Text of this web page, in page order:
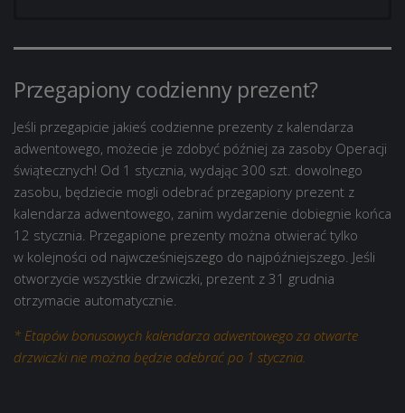
Przegapiony codzienny prezent?
Jeśli przegapicie jakieś codzienne prezenty z kalendarza
adwentowego, możecie je zdobyć później za zasoby Operacji
świątecznych! Od 1 stycznia, wydając 300 szt. dowolnego
zasobu, będziecie mogli odebrać przegapiony prezent z
kalendarza adwentowego, zanim wydarzenie dobiegnie końca
12 stycznia. Przegapione prezenty można otwierać tylko
w kolejności od najwcześniejszego do najpóźniejszego. Jeśli
otworzycie wszystkie drzwiczki, prezent z 31 grudnia
otrzymacie automatycznie.
* Etapów bonusowych kalendarza adwentowego za otwarte
drzwiczki nie można będzie odebrać po 1 stycznia.